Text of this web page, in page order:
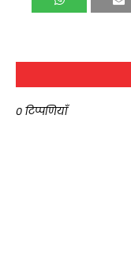
0 टिप्पणियाँ